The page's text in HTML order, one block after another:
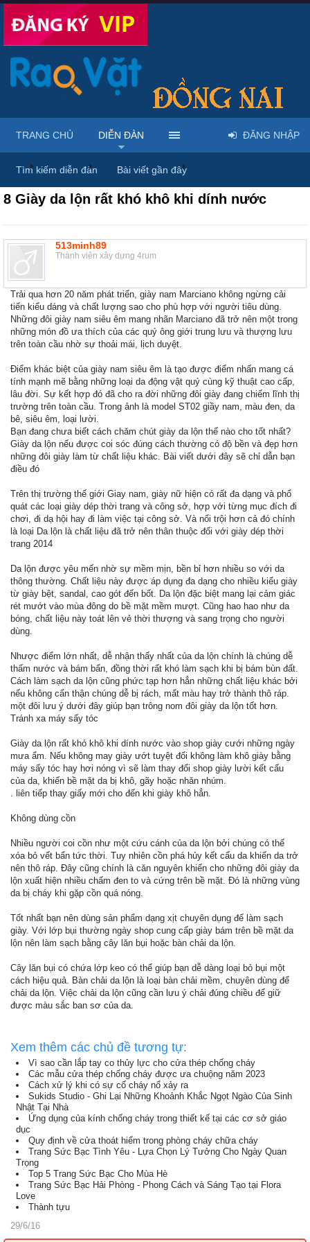
... Diễn đàn Thảo luận chung
8 Giày da lộn rất khó khô khi dính nước
513minh89
Thành viên xây dựng 4rum
Trải qua hơn 20 năm phát triển, giày nam Marciano không ngừng cải
tiến kiểu dáng và chất lượng sao cho phù hợp với người tiêu dùng.
Những đôi giày nam siêu êm mang nhãn Marciano đã trở nên một trong
những món đồ ưa thích của các quý ông giới trung lưu và thượng lưu
trên toàn cầu nhờ sự thoải mái, lịch duyệt.
Điểm khác biệt của giày nam siêu êm là tạo được điểm nhấn mang cá
tính mạnh mẽ bằng những loại da động vật quý cùng kỹ thuật cao cấp,
lâu đời. Sự kết hợp đó đã cho ra đời những đôi giày đang chiếm lĩnh thị
trường trên toàn cầu. Trong ảnh là model ST02 giầy nam, màu đen, da
bê, siêu êm, loại lười.
Bạn đang chưa biết cách chăm chút giày da lộn thế nào cho tốt nhất?
Giày da lộn nếu được coi sóc đúng cách thường có độ bền và đẹp hơn
những đôi giày làm từ chất liệu khác. Bài viết dưới đây sẽ chỉ dẫn bạn
điều đó
Trên thị trường thế giới Giay nam, giày nữ hiện có rất đa dạng và phổ
quát các loại giày dép thời trang và công sở, hợp với từng mục đích đi
chơi, đi dạ hội hay đi làm việc tại công sở. Và nổi trội hơn cả đó chính
là loại Da lộn là chất liệu đã trở nên thân thuộc đối với giày dép thời
trang 2014
Da lộn được yêu mến nhờ sự mềm mịn, bền bỉ hơn nhiều so với da
thông thường. Chất liệu này được áp dụng đa dạng cho nhiều kiểu giày
từ giày bệt, sandal, cao gót đến bốt. Da lộn đặc biệt mang lại cảm giác
rét mướt vào mùa đông do bề mặt mềm mượt. Cũng hao hao như da
bóng, chất liệu này toát lên vẻ thời thượng và sang trọng cho người
dùng.
Nhược điểm lớn nhất, dễ nhận thấy nhất của da lộn chính là chúng dễ
thấm nước và bám bẩn, đồng thời rất khó làm sạch khi bị bám bùn đất.
Cách làm sạch da lộn cũng phức tạp hơn hẳn những chất liệu khác bởi
nếu không cẩn thận chúng dễ bị rách, mất màu hay trở thành thô ráp.
một đôi lưu ý dưới đây giúp bạn trông nom đôi giày da lộn tốt hơn.
Tránh xa máy sấy tóc
Giày da lộn rất khó khô khi dính nước vào shop giày cưới những ngày
mưa ẩm. Nếu không may giày ướt tuyệt đối không làm khô giày bằng
máy sấy tóc hay hơi nóng vì sẽ làm thay đổi shop giày lười kết cấu
của da, khiến bề mặt da bị khô, gãy hoặc nhăn nhúm.
. liên tiếp thay giấy mới cho đến khi giày khô hẳn.
Không dùng cồn
Nhiều người coi cồn như một cứu cánh của da lộn bởi chúng có thể
xóa bỏ vết bẩn tức thời. Tuy nhiên cồn phá hủy kết cấu da khiến da trở
nên thô ráp. Đây cũng chính là căn nguyên khiến cho những đôi giày da
lộn xuất hiện nhiều chấm đen to và cứng trên bề mặt. Đó là những vùng
da bị cháy khi gặp cồn quá nóng.
Tốt nhất bạn nên dùng sản phẩm dạng xịt chuyên dụng để làm sạch
giày. Với lớp bụi thường ngày shop cung cấp giày bám trên bề mặt da
lộn nên làm sạch bằng cây lăn bụi hoặc bàn chải da lộn.
Cây lăn bụi có chứa lớp keo có thể giúp bạn dễ dàng loại bỏ bụi một
cách hiệu quả. Bàn chải da lộn là loại bàn chải mềm, chuyên dùng để
chải da lộn. Việc chải da lộn cũng cần lưu ý chải đúng chiều để giữ
được màu sắc ban sơ của da.
Xem thêm các chủ đề tương tự:
Vì sao cần lắp tay co thủy lực cho cửa thép chống cháy
Các mẫu cửa thép chống cháy được ưa chuộng năm 2023
Cách xử lý khi có sự cố cháy nổ xảy ra
Sukids Studio - Ghi Lại Những Khoảnh Khắc Ngọt Ngào Của Sinh
Nhật Tại Nhà
Ứng dụng của kính chống cháy trong thiết kế tại các cơ sở giáo
dục
Quy định về cửa thoát hiểm trong phòng cháy chữa cháy
Trang Sức Bạc Tình Yêu - Lựa Chọn Lý Tưởng Cho Ngày Quan
Trọng
Top 5 Trang Sức Bạc Cho Mùa Hè
Trang Sức Bạc Hải Phòng - Phong Cách và Sáng Tạo tại Flora
Love
Thành tựu
29/6/16
TRANG CHỦ DIỄN ĐÀN
Tìm kiếm diễn đàn Bài viết gần đây
ĐĂNG NHẬP